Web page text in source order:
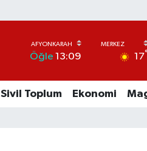
Öğle 13:09 17°
Sivil Toplum Ekonomi